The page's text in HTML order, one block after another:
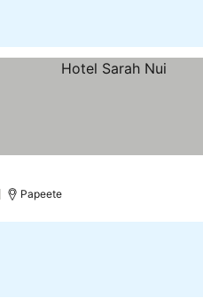
Papeete